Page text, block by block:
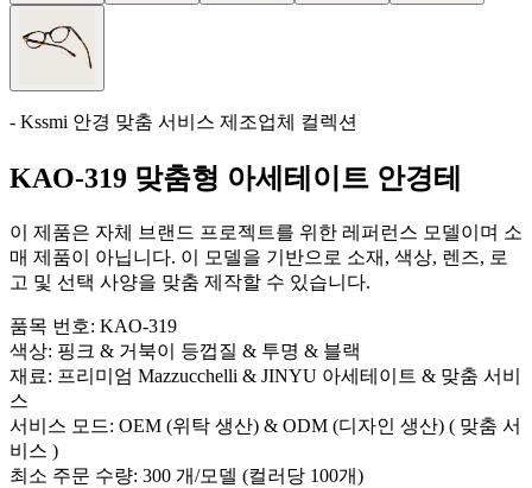
- Kssmi 안경 맞춤 서비스 제조업체 컬렉션
KAO-319 맞춤형 아세테이트 안경테
이 제품은 자체 브랜드 프로젝트를 위한 레퍼런스 모델이며 소
매 제품이 아닙니다. 이 모델을 기반으로 소재, 색상, 렌즈, 로
고 및 선택 사양을 맞춤 제작할 수 있습니다.
품목 번호: KAO-319
색상: 핑크 & 거북이 등껍질 & 투명 & 블랙
재료: 프리미엄 Mazzucchelli & JINYU 아세테이트 & 맞춤 서비
스
서비스 모드: OEM (위탁 생산) & ODM (디자인 생산) ( 맞춤 서
비스 )
최소 주문 수량: 300 개/모델 (컬러당 100개)